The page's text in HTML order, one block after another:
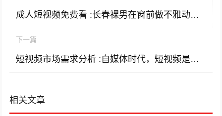
成人短视频免费看 :长春裸男在窗前做不雅动作，被邻居拍视频上传网络你怎么看？
下一篇
短视频市场需求分析 :自媒体时代，短视频是否能满足“新媒体化生存”的需求？
相关文章